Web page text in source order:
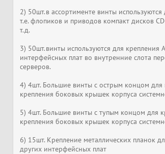
2) 50шт.в ассортименте винты
т.е. флопиков и приводов компакт дисков
т.д.
3) 50шт.винты используются для крепления
интерфейсных плат во внутренние слота
серверов.
4) 4шт. Большие винты с острым концом для
крепления боковых крышек корпуса
5) 4шт. Большие винты с тупым концом для
крепления боковых крышек корпуса
6) 15шт. Крепление металлических планок
других интерфейсных плат